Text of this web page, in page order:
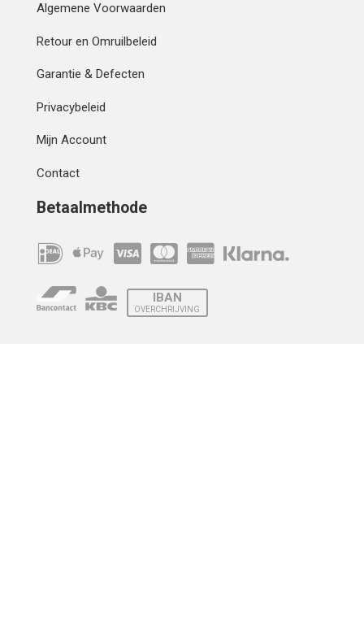
Algemene Voorwaarden
Retour en Omruilbeleid
Garantie & Defecten
Privacybeleid
Mijn Account
Contact
Betaalmethode
IBAN
OVERCHRIJVING